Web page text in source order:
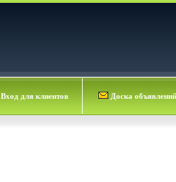
Вход для клиентов Доска объявлений